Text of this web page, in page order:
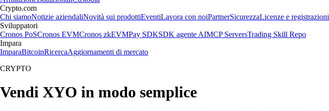
Crypto.com
Chi siamoNotizie aziendaliNovità sui prodottiEventiLavora con noiPartnerSicurezzaLicenze e registrazioni
Sviluppatori
Cronos PoSCronos EVMCronos zkEVMPay SDKSDK agente AIMCP ServersTrading Skill Repo
Impara
ImparaBitcoinRicercaAggiornamenti di mercato
CRYPTO
Vendi XYO in modo semplice